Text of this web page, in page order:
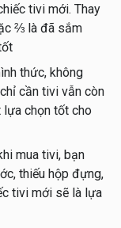
tivi mới. Thay
⅔ là đã sắm
thức, không
cần tivi vẫn còn
chọn tốt cho
mua tivi, bạn
thiếu hộp đựng,
tivi mới sẽ là lựa